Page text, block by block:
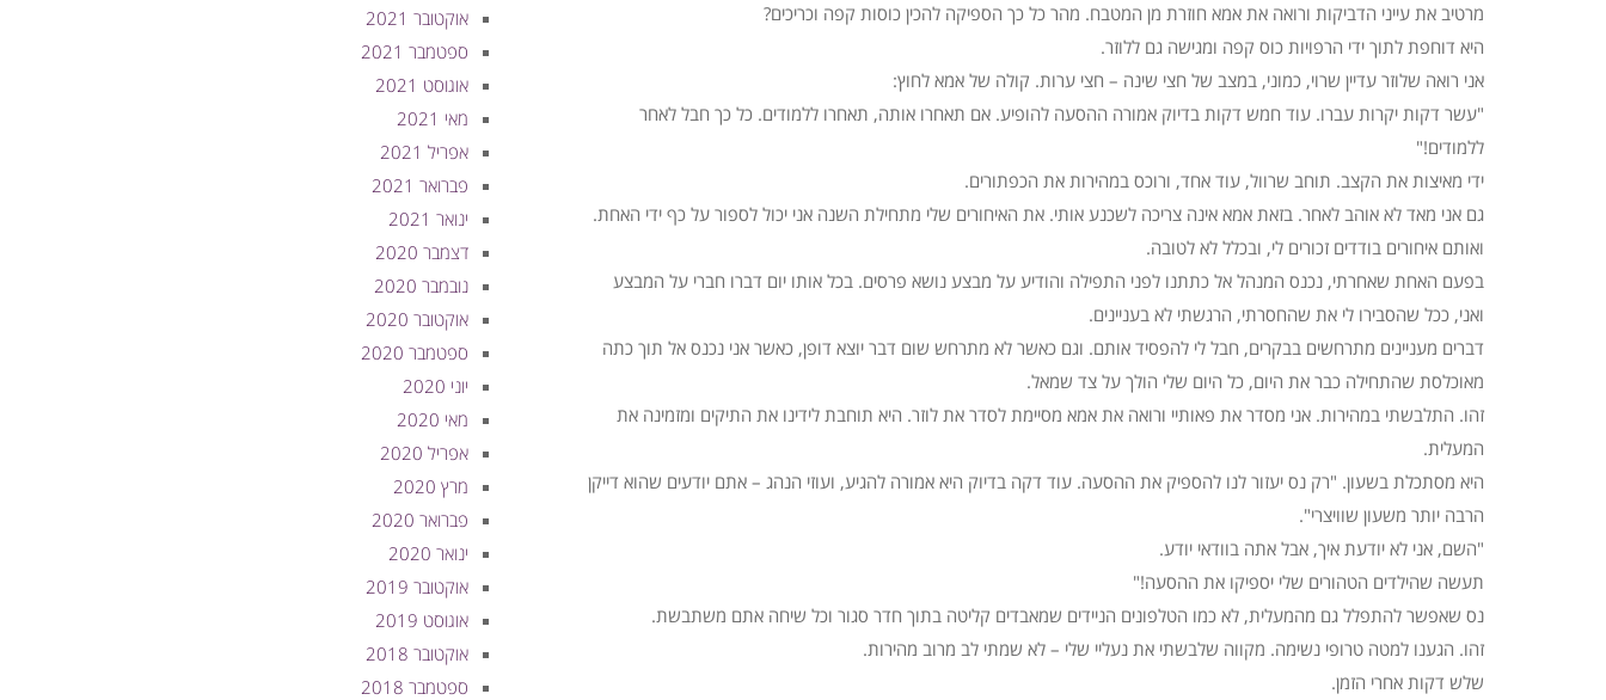
מרטיב את עייני הדביקות ורואה את אמא חוזרת מן המטבח. מהר כל כך הספיקה להכין כוסות קפה וכריכים?
היא דוחפת לתוך ידי הרפויות כוס קפה ומגישה גם ללוזר.
אני רואה שלוזר עדיין שרוי, כמוני, במצב של חצי שינה – חצי ערות. קולה של אמא לחוץ:
"עשר דקות יקרות עברו. עוד חמש דקות בדיוק אמורה ההסעה להופיע. אם תאחרו אותה, תאחרו ללמודים. כל כך חבל לאחר
ללמודים!"
ידי מאיצות את הקצב. תוחב שרוול, עוד אחד, ורוכס במהירות את הכפתורים.
גם אני מאד לא אוהב לאחר. בזאת אמא אינה צריכה לשכנע אותי. את האיחורים שלי מתחילת השנה אני יכול לספור על כף ידי האחת.
ואותם איחורים בודדים זכורים לי, ובכלל לא לטובה.
בפעם האחת שאחרתי, נכנס המנהל אל כתתנו לפני התפילה והודיע על מבצע נושא פרסים. בכל אותו יום דברו חברי על המבצע
ואני, ככל שהסבירו לי את שהחסרתי, הרגשתי לא בעניינים.
דברים מעניינים מתרחשים בבקרים, חבל לי להפסיד אותם. וגם כאשר לא מתרחש שום דבר יוצא דופן, כאשר אני נכנס אל תוך כתה
מאוכלסת שהתחילה כבר את היום, כל היום שלי הולך על צד שמאל.
זהו. התלבשתי במהירות. אני מסדר את פאותיי ורואה את אמא מסיימת לסדר את לוזר. היא תוחבת לידינו את התיקים ומזמינה את
המעלית.
היא מסתכלת בשעון. "רק נס יעזור לנו להספיק את ההסעה. עוד דקה בדיוק היא אמורה להגיע, ועוזי הנהג – אתם יודעים שהוא דייקן
הרבה יותר משעון שוויצרי".
"השם, אני לא יודעת איך, אבל אתה בוודאי יודע.
תעשה שהילדים הטהורים שלי יספיקו את ההסעה!"
נס שאפשר להתפלל גם מהמעלית, לא כמו הטלפונים הניידים שמאבדים קליטה בתוך חדר סגור וכל שיחה אתם משתבשת.
זהו. הגענו למטה טרופי נשימה. מקווה שלבשתי את נעליי שלי – לא שמתי לב מרוב מהירות.
שלש דקות אחרי הזמן.
אוקטובר 2021
ספטמבר 2021
אוגוסט 2021
מאי 2021
אפריל 2021
פברואר 2021
ינואר 2021
דצמבר 2020
נובמבר 2020
אוקטובר 2020
ספטמבר 2020
יוני 2020
מאי 2020
אפריל 2020
מרץ 2020
פברואר 2020
ינואר 2020
אוקטובר 2019
אוגוסט 2019
אוקטובר 2018
ספטמבר 2018